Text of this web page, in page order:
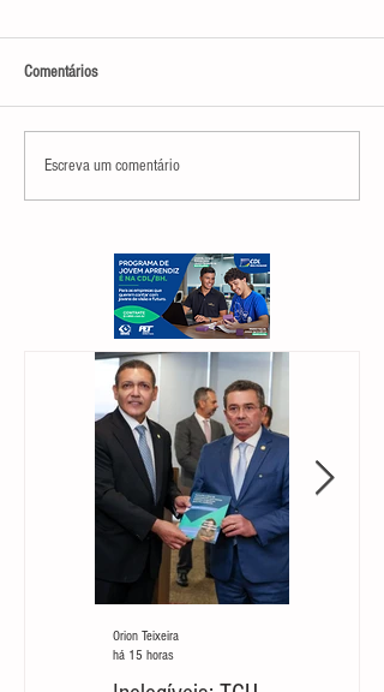
Comentários
Escreva um comentário
Orion Teixeira
há 15 horas